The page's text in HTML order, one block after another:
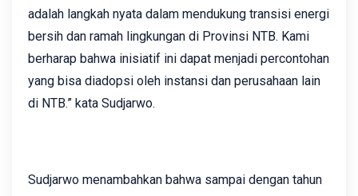
adalah langkah nyata dalam mendukung transisi energi
bersih dan ramah lingkungan di Provinsi NTB. Kami
berharap bahwa inisiatif ini dapat menjadi percontohan
yang bisa diadopsi oleh instansi dan perusahaan lain
di NTB.” kata Sudjarwo.
Sudjarwo menambahkan bahwa sampai dengan tahun